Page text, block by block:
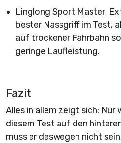
Linglong Sport Master:
bester Nassgriff im Test,
auf trockener Fahrbahn
geringe Laufleistung.
Fazit
Alles in allem zeigt sich: Nur
diesem Test auf den
muss er deswegen nicht